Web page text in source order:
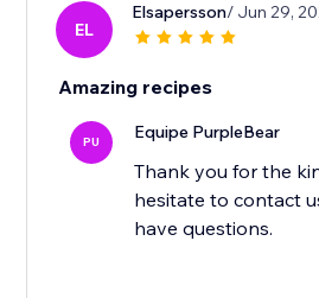
EL
Elsapersson/ Jun 29,
Amazing recipes
PU Equipe PurpleBear
Thank you for the
hesitate to contact
have questions.